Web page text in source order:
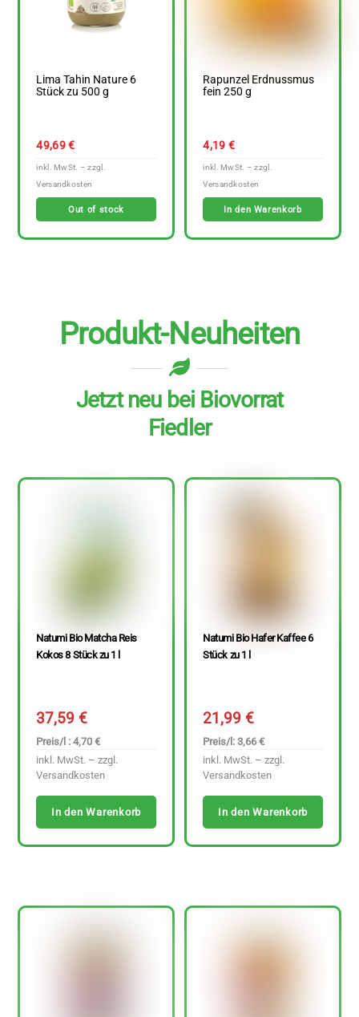
Lima Tahin Nature 6
Stück zu 500 g
49,69€
Out of stock
Rapunzel Erdnussmus
fein 250 g
4,19 €
In den Warenkorb
Produkt-Neuheiten
Jetzt neu bei Biovorrat
Fiedler
Natumi Bio Matcha Reis
Kokos 8 Stück zu 1 l
37,59€
Preis/l : 4,70 €
inkl. MwSt. – zzgl.
Versandkosten
In den Warenkorb
Natumi Bio Hafer Kaffee 6
Stück zu 1 l
21,99€
Preis/l: 3,66 €
inkl. MwSt. – zzgl.
Versandkosten
In den Warenkorb